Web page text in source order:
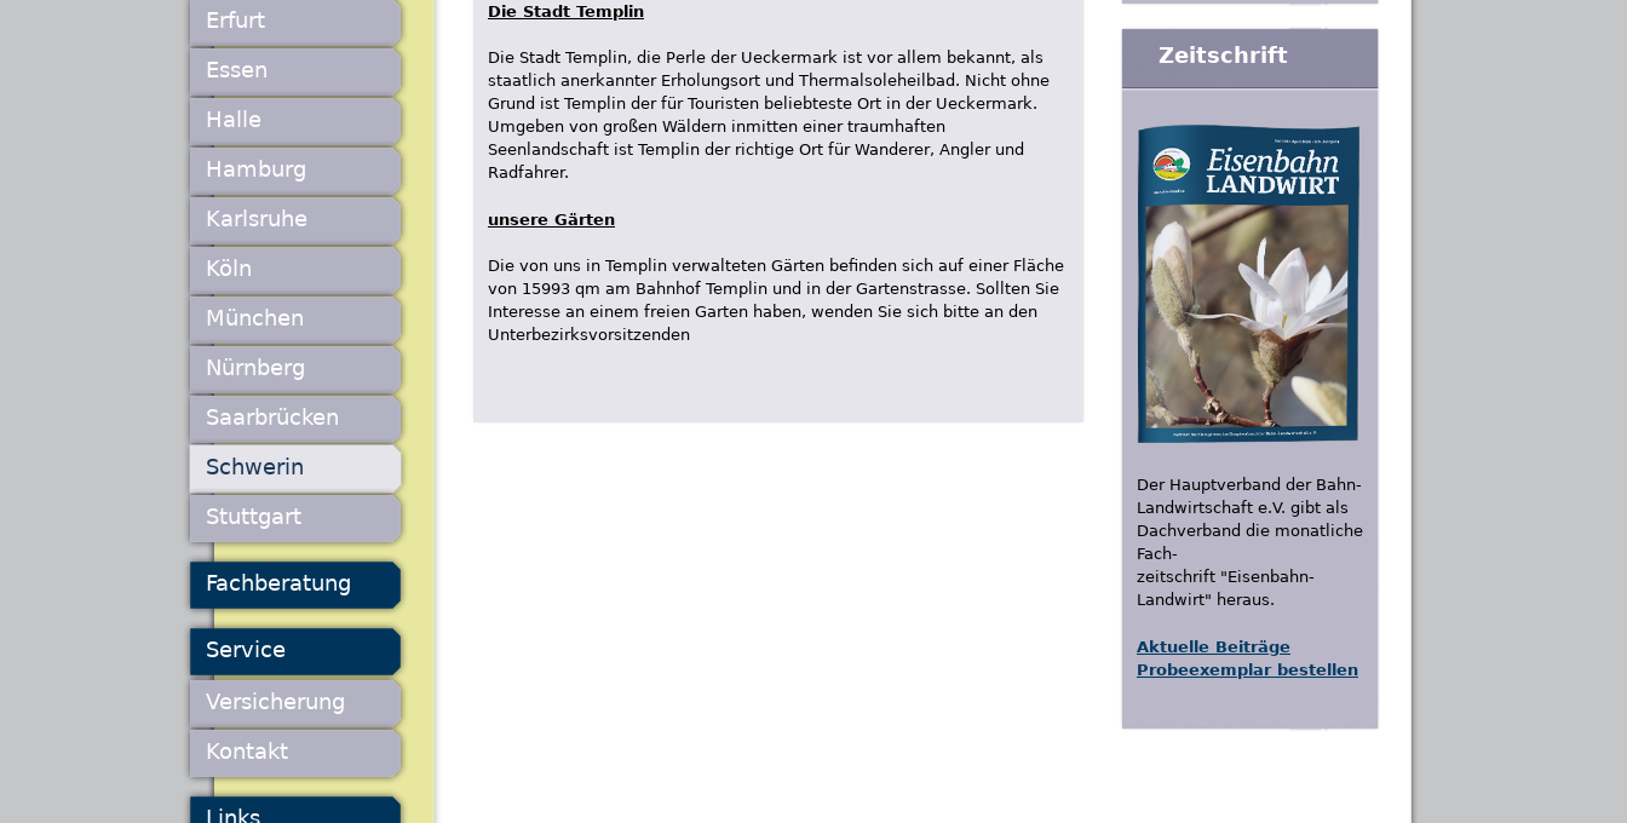
Die Stadt Templin
Die Stadt Templin, die Perle der Ueckermark ist vor allem bekannt, als
staatlich anerkannter Erholungsort und Thermalsoleheilbad. Nicht ohne
Grund ist Templin der für Touristen beliebteste Ort in der Ueckermark.
Umgeben von großen Wäldern inmitten einer traumhaften
Seenlandschaft ist Templin der richtige Ort für Wanderer, Angler und
Radfahrer.
unsere Gärten
Die von uns in Templin verwalteten Gärten befinden sich auf einer Fläche
von 15993 qm am Bahnhof Templin und in der Gartenstrasse. Sollten Sie
Interesse an einem freien Garten haben, wenden Sie sich bitte an den
Unterbezirksvorsitzenden
Erfurt
Essen
Halle
Hamburg
Karlsruhe
Köln
München
Nürnberg
Saarbrücken
Schwerin
Stuttgart
Fachberatung
Service
Versicherung
Kontakt
Links
Zeitschrift
Der Hauptverband der Bahn-
Landwirtschaft e.V. gibt als
Dachverband die monatliche
Fach-
zeitschrift "Eisenbahn-
Landwirt" heraus.
Aktuelle Beiträge
Probeexemplar bestellen